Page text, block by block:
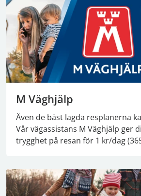
M Väghjälp
Även de bäst lagda resplanerna
Vår vägassistans M Väghjälp ger
trygghet på resan för 1 kr/dag